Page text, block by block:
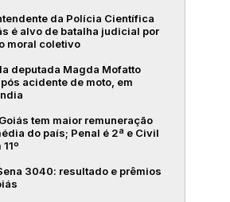
da Polícia Científica
é alvo de batalha judicial por
moral coletivo
deputada Magda Mofatto
acidente de moto, em
tem maior remuneração
do país; Penal é 2ª e Civil
3040: resultado e prêmios